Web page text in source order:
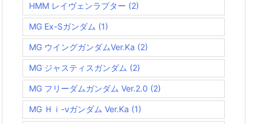
HMM レイヴェンラプター (2)
MG Ex-Sガンダム (1)
MG ウイングガンダムVer.Ka (2)
MG ジャスティスガンダム (2)
MG フリーダムガンダム Ver.2.0 (2)
MG Ｈｉ-νガンダム Ver.Ka (1)